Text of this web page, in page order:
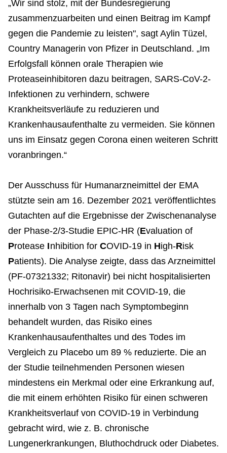
„Wir sind stolz, mit der Bundesregierung
zusammenzuarbeiten und einen Beitrag im Kampf
gegen die Pandemie zu leisten", sagt Aylin Tüzel,
Country Managerin von Pfizer in Deutschland. „Im
Erfolgsfall können orale Therapien wie
Proteaseinhibitoren dazu beitragen, SARS-CoV-2-
Infektionen zu verhindern, schwere
Krankheitsverläufe zu reduzieren und
Krankenhausaufenthalte zu vermeiden. Sie können
uns im Einsatz gegen Corona einen weiteren Schritt
voranbringen.“
Der Ausschuss für Humanarzneimittel der EMA
stützte sein am 16. Dezember 2021 veröffentlichtes
Gutachten auf die Ergebnisse der Zwischenanalyse
der Phase-2/3-Studie EPIC-HR (Evaluation of
Protease Inhibition for COVID-19 in High-Risk
Patients). Die Analyse zeigte, dass das Arzneimittel
(PF-07321332; Ritonavir) bei nicht hospitalisierten
Hochrisiko-Erwachsenen mit COVID-19, die
innerhalb von 3 Tagen nach Symptombeginn
behandelt wurden, das Risiko eines
Krankenhausaufenthaltes und des Todes im
Vergleich zu Placebo um 89 % reduzierte. Die an
der Studie teilnehmenden Personen wiesen
mindestens ein Merkmal oder eine Erkrankung auf,
die mit einem erhöhten Risiko für einen schweren
Krankheitsverlauf von COVID-19 in Verbindung
gebracht wird, wie z. B. chronische
Lungenerkrankungen, Bluthochdruck oder Diabetes.